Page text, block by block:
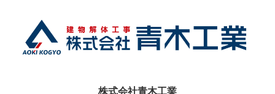
株式会社青木工業